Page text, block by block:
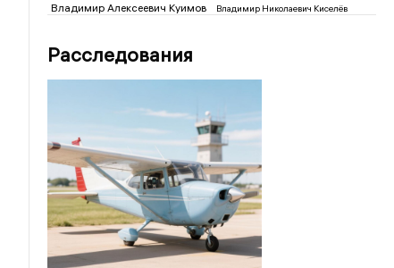
Владимир Алексеевич Куимов Владимир Николаевич Киселёв
Расследования